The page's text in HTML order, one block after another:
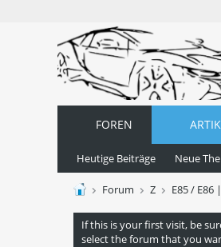
FOREN
Heutige Beiträge Neue
Forum Z E85 / E86
If this is your first visit, be
select the forum that you